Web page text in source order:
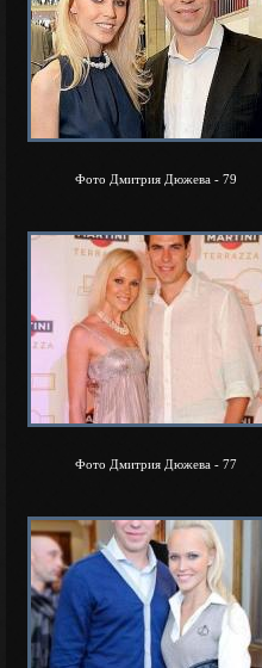
Фото Дмитрия Дюжева - 79
Фото Дмитрия Дюжева - 77